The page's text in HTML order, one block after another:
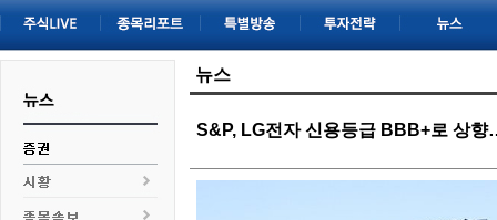
뉴스
S&P, LG전자 신용등급 BBB+로 상